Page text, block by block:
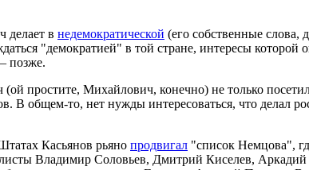
делает в недемократической (его собственные
"демократией" в той стране, интересы которой
позже.
простите, Михайлович, конечно) не только
общем-то, нет нужды интересоваться, что делал
Касьянов рьяно продвигал "список Немцова",
Владимир Соловьев, Дмитрий Киселев,